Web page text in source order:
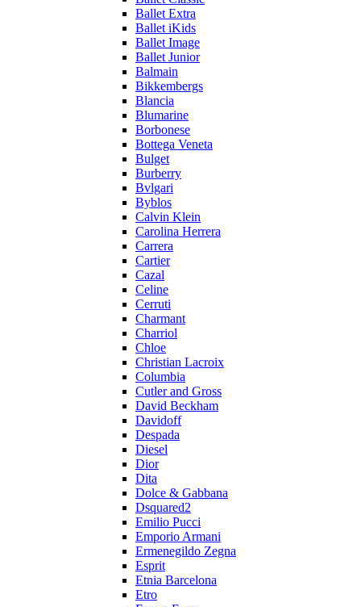
Ballet Extra
Ballet iKids
Ballet Image
Ballet Junior
Balmain
Bikkembergs
Blancia
Blumarine
Borbonese
Bottega Veneta
Bulget
Burberry
Bvlgari
Byblos
Calvin Klein
Carolina Herrera
Carrera
Cartier
Cazal
Celine
Cerruti
Charmant
Charriol
Chloe
Christian Lacroix
Columbia
Cutler and Gross
David Beckham
Davidoff
Despada
Diesel
Dior
Dita
Dolce & Gabbana
Dsquared2
Emilio Pucci
Emporio Armani
Ermenegildo Zegna
Esprit
Etnia Barcelona
Etro